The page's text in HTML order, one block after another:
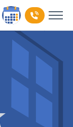
4.6out of 5